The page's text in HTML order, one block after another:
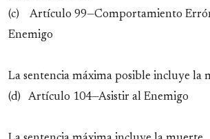
(c) Artículo 99—Comportamiento
Enemigo
La sentencia máxima posible incluye la
(d) Artículo 104—Asistir al Enemigo